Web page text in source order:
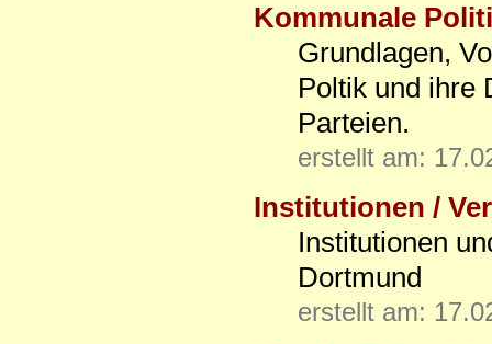
Kommunale
Grundlagen,
Poltik und ihre
Parteien.
erstellt am:
Institutionen /
Institutionen
Dortmund
erstellt am: